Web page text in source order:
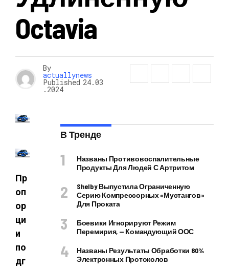
Octavia
By
actuallynews
Published 24.03
.2024
Пр
оп
ор
ци
и
по
дг
В Тренде
Названы Противовоспалительные
Продукты Для Людей С Артритом
Shelby Выпустила Ограниченную
Серию Компрессорных «Мустангов»
Для Проката
Боевики Игнорируют Режим
Перемирия, — Командующий ООС
Названы Результаты Обработки 80%
Электронных Протоколов